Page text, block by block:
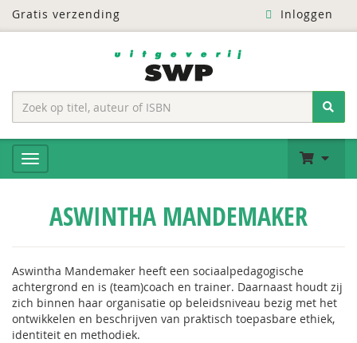
Gratis verzending Inloggen
ASWINTHA MANDEMAKER
Aswintha Mandemaker heeft een sociaalpedagogische
achtergrond en is (team)coach en trainer. Daarnaast houdt zij
zich binnen haar organisatie op beleidsniveau bezig met het
ontwikkelen en beschrijven van praktisch toepasbare ethiek,
identiteit en methodiek.